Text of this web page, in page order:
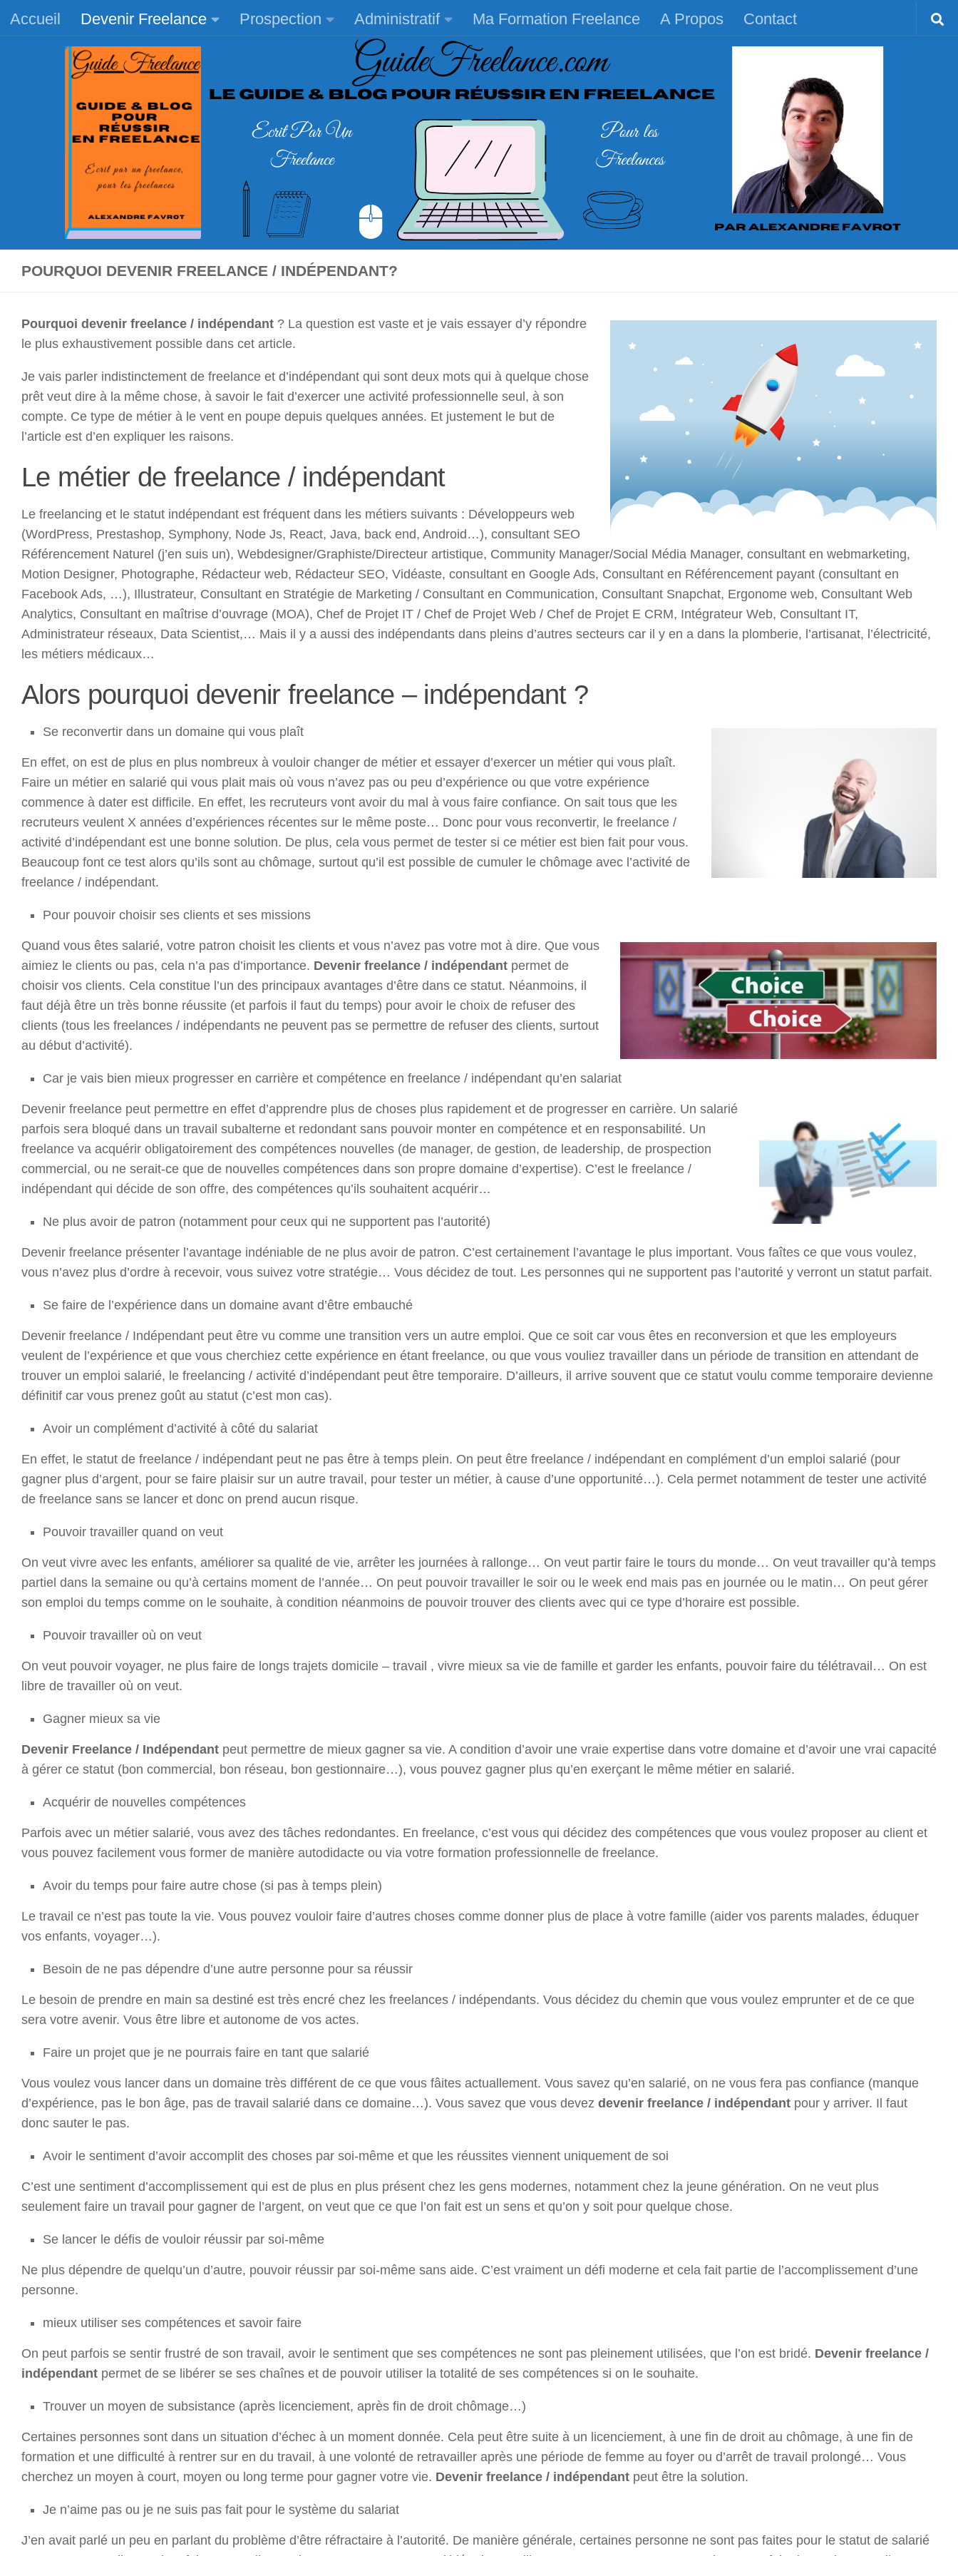
Skip to content
Accueil Devenir Freelance Prospection Administratif Ma Formation Freelance A Propos Contact
POURQUOI DEVENIR FREELANCE / INDÉPENDANT?
Pourquoi devenir freelance / indépendant ? La question est vaste et je vais essayer d’y répondre
le plus exhaustivement possible dans cet article.
Je vais parler indistinctement de freelance et d’indépendant qui sont deux mots qui à quelque chose
prêt veut dire à la même chose, à savoir le fait d’exercer une activité professionnelle seul, à son
compte. Ce type de métier à le vent en poupe depuis quelques années. Et justement le but de
l’article est d’en expliquer les raisons.
Le métier de freelance / indépendant
Le freelancing et le statut indépendant est fréquent dans les métiers suivants : Développeurs web
(WordPress, Prestashop, Symphony, Node Js, React, Java, back end, Android…), consultant SEO
Référencement Naturel (j’en suis un), Webdesigner/Graphiste/Directeur artistique, Community Manager/Social Média Manager, consultant en webmarketing,
Motion Designer, Photographe, Rédacteur web, Rédacteur SEO, Vidéaste, consultant en Google Ads, Consultant en Référencement payant (consultant en
Facebook Ads, …), Illustrateur, Consultant en Stratégie de Marketing / Consultant en Communication, Consultant Snapchat, Ergonome web, Consultant Web
Analytics, Consultant en maîtrise d’ouvrage (MOA), Chef de Projet IT / Chef de Projet Web / Chef de Projet E CRM, Intégrateur Web, Consultant IT,
Administrateur réseaux, Data Scientist,… Mais il y a aussi des indépendants dans pleins d’autres secteurs car il y en a dans la plomberie, l’artisanat, l’électricité,
les métiers médicaux…
Alors pourquoi devenir freelance – indépendant ?
Se reconvertir dans un domaine qui vous plaît
En effet, on est de plus en plus nombreux à vouloir changer de métier et essayer d’exercer un métier qui vous plaît.
Faire un métier en salarié qui vous plait mais où vous n’avez pas ou peu d’expérience ou que votre expérience
commence à dater est difficile. En effet, les recruteurs vont avoir du mal à vous faire confiance. On sait tous que les
recruteurs veulent X années d’expériences récentes sur le même poste… Donc pour vous reconvertir, le freelance /
activité d’indépendant est une bonne solution. De plus, cela vous permet de tester si ce métier est bien fait pour vous.
Beaucoup font ce test alors qu’ils sont au chômage, surtout qu’il est possible de cumuler le chômage avec l’activité de
freelance / indépendant.
Pour pouvoir choisir ses clients et ses missions
Quand vous êtes salarié, votre patron choisit les clients et vous n’avez pas votre mot à dire. Que vous
aimiez le clients ou pas, cela n’a pas d’importance. Devenir freelance / indépendant permet de
choisir vos clients. Cela constitue l’un des principaux avantages d’être dans ce statut. Néanmoins, il
faut déjà être un très bonne réussite (et parfois il faut du temps) pour avoir le choix de refuser des
clients (tous les freelances / indépendants ne peuvent pas se permettre de refuser des clients, surtout
au début d’activité).
Car je vais bien mieux progresser en carrière et compétence en freelance / indépendant qu’en salariat
Devenir freelance peut permettre en effet d’apprendre plus de choses plus rapidement et de progresser en carrière. Un salarié
parfois sera bloqué dans un travail subalterne et redondant sans pouvoir monter en compétence et en responsabilité. Un
freelance va acquérir obligatoirement des compétences nouvelles (de manager, de gestion, de leadership, de prospection
commercial, ou ne serait-ce que de nouvelles compétences dans son propre domaine d’expertise). C’est le freelance /
indépendant qui décide de son offre, des compétences qu’ils souhaitent acquérir…
Ne plus avoir de patron (notamment pour ceux qui ne supportent pas l’autorité)
Devenir freelance présenter l’avantage indéniable de ne plus avoir de patron. C’est certainement l’avantage le plus important. Vous faîtes ce que vous voulez,
vous n’avez plus d’ordre à recevoir, vous suivez votre stratégie… Vous décidez de tout. Les personnes qui ne supportent pas l’autorité y verront un statut parfait.
Se faire de l’expérience dans un domaine avant d’être embauché
Devenir freelance / Indépendant peut être vu comme une transition vers un autre emploi. Que ce soit car vous êtes en reconversion et que les employeurs
veulent de l’expérience et que vous cherchiez cette expérience en étant freelance, ou que vous vouliez travailler dans un période de transition en attendant de
trouver un emploi salarié, le freelancing / activité d’indépendant peut être temporaire. D’ailleurs, il arrive souvent que ce statut voulu comme temporaire devienne
définitif car vous prenez goût au statut (c’est mon cas).
Avoir un complément d’activité à côté du salariat
En effet, le statut de freelance / indépendant peut ne pas être à temps plein. On peut être freelance / indépendant en complément d’un emploi salarié (pour
gagner plus d’argent, pour se faire plaisir sur un autre travail, pour tester un métier, à cause d’une opportunité…). Cela permet notamment de tester une activité
de freelance sans se lancer et donc on prend aucun risque.
Pouvoir travailler quand on veut
On veut vivre avec les enfants, améliorer sa qualité de vie, arrêter les journées à rallonge… On veut partir faire le tours du monde… On veut travailler qu’à temps
partiel dans la semaine ou qu’à certains moment de l’année… On peut pouvoir travailler le soir ou le week end mais pas en journée ou le matin… On peut gérer
son emploi du temps comme on le souhaite, à condition néanmoins de pouvoir trouver des clients avec qui ce type d’horaire est possible.
Pouvoir travailler où on veut
On veut pouvoir voyager, ne plus faire de longs trajets domicile – travail , vivre mieux sa vie de famille et garder les enfants, pouvoir faire du télétravail… On est
libre de travailler où on veut.
Gagner mieux sa vie
Devenir Freelance / Indépendant peut permettre de mieux gagner sa vie. A condition d’avoir une vraie expertise dans votre domaine et d’avoir une vrai capacité
à gérer ce statut (bon commercial, bon réseau, bon gestionnaire…), vous pouvez gagner plus qu’en exerçant le même métier en salarié.
Acquérir de nouvelles compétences
Parfois avec un métier salarié, vous avez des tâches redondantes. En freelance, c’est vous qui décidez des compétences que vous voulez proposer au client et
vous pouvez facilement vous former de manière autodidacte ou via votre formation professionnelle de freelance.
Avoir du temps pour faire autre chose (si pas à temps plein)
Le travail ce n’est pas toute la vie. Vous pouvez vouloir faire d’autres choses comme donner plus de place à votre famille (aider vos parents malades, éduquer
vos enfants, voyager…).
Besoin de ne pas dépendre d’une autre personne pour sa réussir
Le besoin de prendre en main sa destiné est très encré chez les freelances / indépendants. Vous décidez du chemin que vous voulez emprunter et de ce que
sera votre avenir. Vous être libre et autonome de vos actes.
Faire un projet que je ne pourrais faire en tant que salarié
Vous voulez vous lancer dans un domaine très différent de ce que vous fâites actuallement. Vous savez qu’en salarié, on ne vous fera pas confiance (manque
d’expérience, pas le bon âge, pas de travail salarié dans ce domaine…). Vous savez que vous devez devenir freelance / indépendant pour y arriver. Il faut
donc sauter le pas.
Avoir le sentiment d’avoir accomplit des choses par soi-même et que les réussites viennent uniquement de soi
C’est une sentiment d’accomplissement qui est de plus en plus présent chez les gens modernes, notamment chez la jeune génération. On ne veut plus
seulement faire un travail pour gagner de l’argent, on veut que ce que l’on fait est un sens et qu’on y soit pour quelque chose.
Se lancer le défis de vouloir réussir par soi-même
Ne plus dépendre de quelqu’un d’autre, pouvoir réussir par soi-même sans aide. C’est vraiment un défi moderne et cela fait partie de l’accomplissement d’une
personne.
mieux utiliser ses compétences et savoir faire
On peut parfois se sentir frustré de son travail, avoir le sentiment que ses compétences ne sont pas pleinement utilisées, que l’on est bridé. Devenir freelance /
indépendant permet de se libérer se ses chaînes et de pouvoir utiliser la totalité de ses compétences si on le souhaite.
Trouver un moyen de subsistance (après licenciement, après fin de droit chômage…)
Certaines personnes sont dans un situation d’échec à un moment donnée. Cela peut être suite à un licenciement, à une fin de droit au chômage, à une fin de
formation et une difficulté à rentrer sur en du travail, à une volonté de retravailler après une période de femme au foyer ou d’arrêt de travail prolongé… Vous
cherchez un moyen à court, moyen ou long terme pour gagner votre vie. Devenir freelance / indépendant peut être la solution.
Je n’aime pas ou je ne suis pas fait pour le système du salariat
J’en avait parlé un peu en parlant du problème d’être réfractaire à l’autorité. De manière générale, certaines personne ne sont pas faites pour le statut de salarié